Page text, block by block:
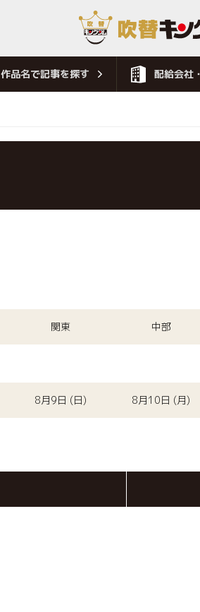
作品名で記事を探す 配給会社
関東 中部
8月9日 (日) 8月10日 (月)